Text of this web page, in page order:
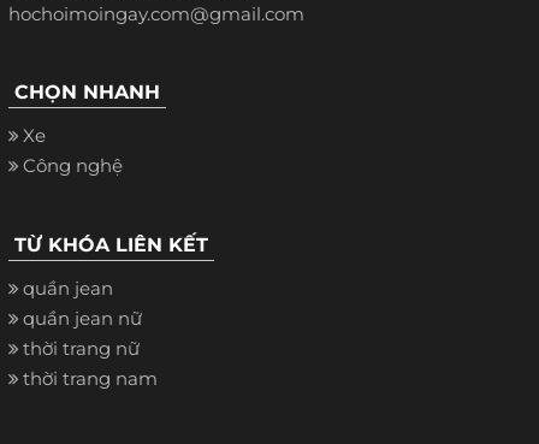
hochoimoingay.com@gmail.com
CHỌN NHANH
Xe
Công nghệ
TỪ KHÓA LIÊN KẾT
quần jean
quần jean nữ
thời trang nữ
thời trang nam